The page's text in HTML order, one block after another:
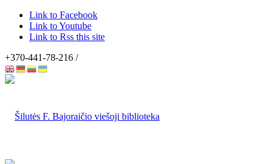
Link to Facebook
Link to Youtube
Link to Rss this site
+370-441-78-216 /